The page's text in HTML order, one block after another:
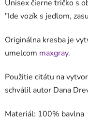
Unisex čierne tričko s
"Ide vozík s jedlom,
Originálna kresba je
umelcom maxgray.
Použitie citátu na
schválil autor Dana
Materiál: 100% bavlna